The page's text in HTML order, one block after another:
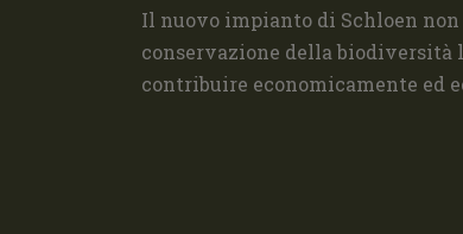
Il nuovo impianto di Schloen
conservazione della
contribuire economicamente ed